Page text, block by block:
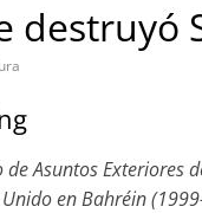
destruyó
Asuntos Exteriores
en Bahréin